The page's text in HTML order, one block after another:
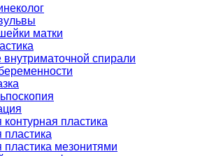
матки
внутриматочной спирали
пластика
пластика мезонитями